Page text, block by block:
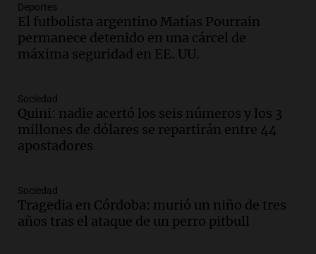
Audio.
recuerdo del paso de Juan Pablo II: "Te
traspasaba con la mirada"
Amamos los Domingos
Audio.
un imperdible cordobés para los
amantes de la astronomía
Amamos los Domingos
la historia del club de Irlanda
revolucionado por hinchas argentinos
Amamos los Domingos
Deportes
El futbolista argentino Matías Pourrain
permanece detenido en una cárcel de
máxima seguridad en EE. UU.
Sociedad
Quini: nadie acertó los seis números y los 3
millones de dólares se repartirán entre 44
apostadores
Sociedad
Tragedia en Córdoba: murió un niño de tres
años tras el ataque de un perro pitbull